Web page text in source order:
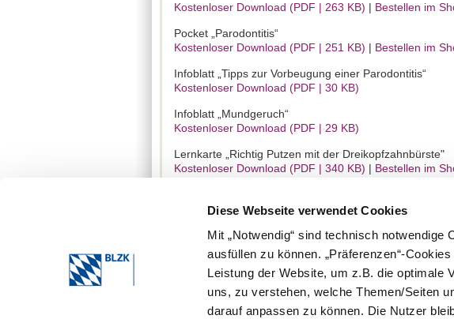
Diese Webseite verwendet Cookies
Mit „Notwendig“ sind technisch
ausfüllen zu können. „Präferenzen“-
Leistung der Website, um z.B. die optimale
uns, zu verstehen, welche Themen/Seiten
darauf anpassen zu können. Die Nutzer
Kostenloser Download (PDF | 263 KB) | Bestellen im
Pocket „Parodontitis“
Kostenloser Download (PDF | 251 KB) | Bestellen im
Infoblatt „Tipps zur Vorbeugung einer Parodontitis“
Kostenloser Download (PDF | 30 KB)
Infoblatt „Mundgeruch“
Kostenloser Download (PDF | 29 KB)
Lernkarte „Richtig Putzen mit der Dreikopfzahnbürste"
Kostenloser Download (PDF | 340 KB) | Bestellen im
Kostenloser Download (PDF | 174 KB)|Bestellen im
ZQP-Ratgeber „Mundpflege – Praxistipps für den
Kostenloser Download (PDF | 1,3 MB)
„Handbuch der Mundhygiene“ der
Kostenloser Download (PDF | 4,1 MB)|Bestellen im